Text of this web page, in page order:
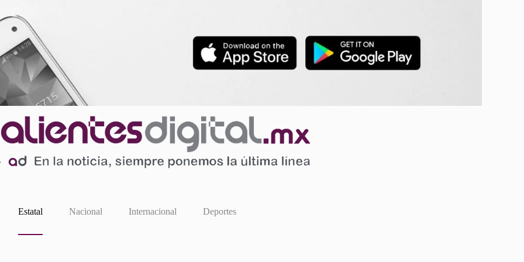
Estatal Nacional Internacional Deportes